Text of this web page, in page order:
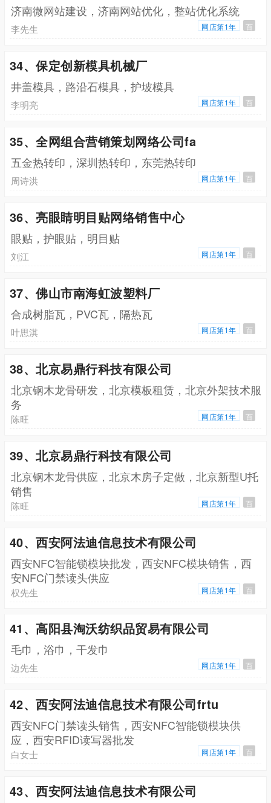
济南微网站建设，济南网站优化，整站优化系统
李先生 网店第1年 百
34、保定创新模具机械厂
井盖模具，路沿石模具，护坡模具
李明亮 网店第1年 百
35、全网组合营销策划网络公司fa
五金热转印，深圳热转印，东莞热转印
周诗洪 网店第1年 百
36、亮眼睛明目贴网络销售中心
眼贴，护眼贴，明目贴
刘江 网店第1年 百
37、佛山市南海虹波塑料厂
合成树脂瓦，PVC瓦，隔热瓦
叶思淇 网店第1年 百
38、北京易鼎行科技有限公司
北京钢木龙骨研发，北京模板租赁，北京外架技术服
务
陈旺 网店第1年 百
39、北京易鼎行科技有限公司
北京钢木龙骨供应，北京木房子定做，北京新型U托
销售
陈旺 网店第1年 百
40、西安阿法迪信息技术有限公司
西安NFC智能锁模块批发，西安NFC模块销售，西
安NFC门禁读头供应
权先生 网店第1年 百
41、高阳县淘沃纺织品贸易有限公司
毛巾，浴巾，干发巾
边先生 网店第1年 百
42、西安阿法迪信息技术有限公司frtu
西安NFC门禁读头销售，西安NFC智能锁模块供
应，西安RFID读写器批发
白女士 网店第1年 百
43、西安阿法迪信息技术有限公司